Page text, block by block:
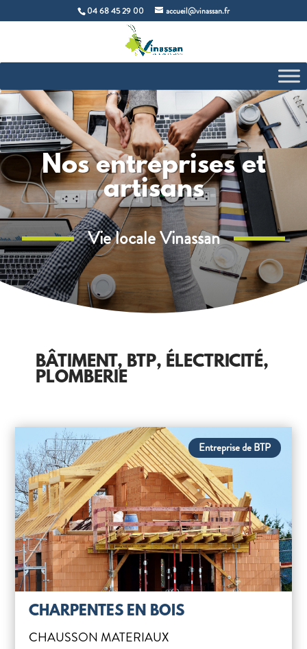
04 68 45 29 00 accueil@vinassan.fr
Nos entreprises et
artisans
Vie locale Vinassan
BÂTIMENT, BTP, ÉLECTRICITÉ,
PLOMBERIE
Entreprise de BTP
CHARPENTES EN BOIS
CHAUSSON MATERIAUX